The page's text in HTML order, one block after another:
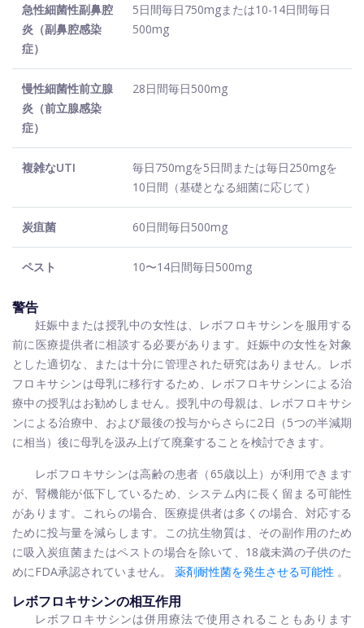
急性細菌性副鼻腔
炎（副鼻腔感染
症）
5日間毎日750mgまたは10-14日間毎日
500mg
慢性細菌性前立腺
炎（前立腺感染
症）
28日間毎日500mg
複雑なUTI
毎日750mgを5日間または毎日250mgを
10日間（基礎となる細菌に応じて）
炭疽菌 60日間毎日500mg
ペスト 10〜14日間毎日500mg
警告
妊娠中または授乳中の女性は、レボフロキサシンを服用する
前に医療提供者に相談する必要があります。妊娠中の女性を対象
とした適切な、または十分に管理された研究はありません。レボ
フロキサシンは母乳に移行するため、レボフロキサシンによる治
療中の授乳はお勧めしません。授乳中の母親は、レボフロキサシ
ンによる治療中、および最後の投与からさらに2日（5つの半減期
に相当）後に母乳を汲み上げて廃棄することを検討できます。
レボフロキサシンは高齢の患者（65歳以上）が利用できます
が、腎機能が低下しているため、システム内に長く留まる可能性
があります。これらの場合、医療提供者は多くの場合、対応する
ために投与量を減らします。この抗生物質は、その副作用のため
に吸入炭疽菌またはペストの場合を除いて、18歳未満の子供のた
めにFDA承認されていません。
薬剤耐性菌を発生させる可能性 。
レボフロキサシンの相互作用
レボフロキサシンは併用療法で使用されることもあります